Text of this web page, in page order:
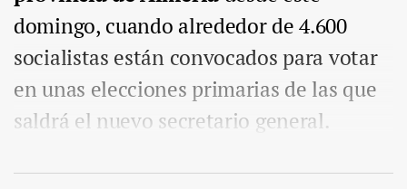
domingo, cuando alrededor de 4.600
socialistas están convocados para votar
en unas elecciones primarias de las que
saldrá el nuevo secretario general.